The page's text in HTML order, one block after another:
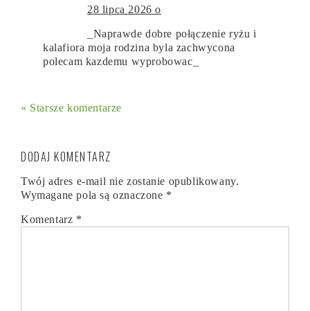
28 lipca 2026 o
_Naprawde dobre połączenie ryżu i
kalafiora moja rodzina byla zachwycona
polecam kazdemu wyprobowac_
« Starsze komentarze
DODAJ KOMENTARZ
Twój adres e-mail nie zostanie opublikowany.
Wymagane pola są oznaczone *
Komentarz *